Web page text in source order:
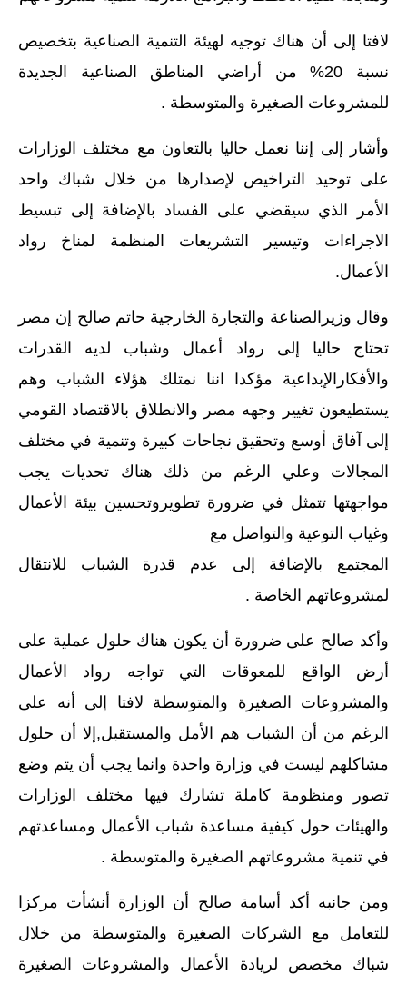
لافتا إلى أن هناك توجيه لهيئة التنمية الصناعية بتخصيص
نسبة 20% من أراضي المناطق الصناعية الجديدة
للمشروعات الصغيرة والمتوسطة .
وأشار إلى إننا نعمل حاليا بالتعاون مع مختلف الوزارات
على توحيد التراخيص لإصدارها من خلال شباك واحد
الأمر الذي سيقضي على الفساد بالإضافة إلى تبسيط
الاجراءات وتيسير التشريعات المنظمة لمناخ رواد
الأعمال.
وقال وزيرالصناعة والتجارة الخارجية حاتم صالح إن مصر
تحتاج حاليا إلى رواد أعمال وشباب لديه القدرات
والأفكارالإبداعية مؤكدا اننا نمتلك هؤلاء الشباب وهم
يستطيعون تغيير وجهه مصر والانطلاق بالاقتصاد القومي
إلى آفاق أوسع وتحقيق نجاحات كبيرة وتنمية في مختلف
المجالات وعلي الرغم من ذلك هناك تحديات يجب
مواجهتها تتمثل في ضرورة تطويروتحسين بيئة الأعمال
وغياب التوعية والتواصل مع
المجتمع بالإضافة إلى عدم قدرة الشباب للانتقال
لمشروعاتهم الخاصة .
وأكد صالح على ضرورة أن يكون هناك حلول عملية على
أرض الواقع للمعوقات التي تواجه رواد الأعمال
والمشروعات الصغيرة والمتوسطة لافتا إلى أنه على
الرغم من أن الشباب هم الأمل والمستقبل,إلا أن حلول
مشاكلهم ليست في وزارة واحدة وانما يجب أن يتم وضع
تصور ومنظومة كاملة تشارك فيها مختلف الوزارات
والهيئات حول كيفية مساعدة شباب الأعمال ومساعدتهم
في تنمية مشروعاتهم الصغيرة والمتوسطة .
ومن جانبه أكد أسامة صالح أن الوزارة أنشأت مركزا
للتعامل مع الشركات الصغيرة والمتوسطة من خلال
شباك مخصص لريادة الأعمال والمشروعات الصغيرة